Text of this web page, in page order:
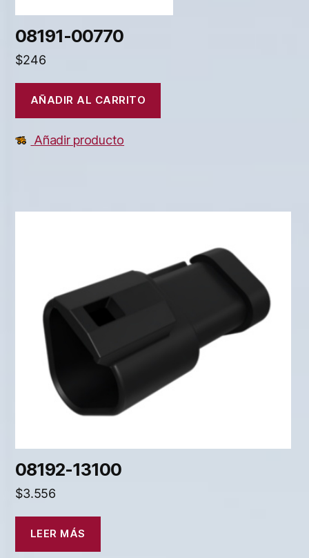
08191-00770
$246
AÑADIR AL CARRITO
Añadir producto
08192-13100
$3.556
LEER MÁS